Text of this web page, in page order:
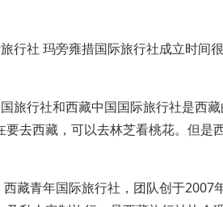
行社 玛旁雍措国际旅行社成立时间
旅行社和西藏中国国际旅行社是西
去西藏，可以去林芝看桃花。但是
藏青年国际旅行社，团队创于2007